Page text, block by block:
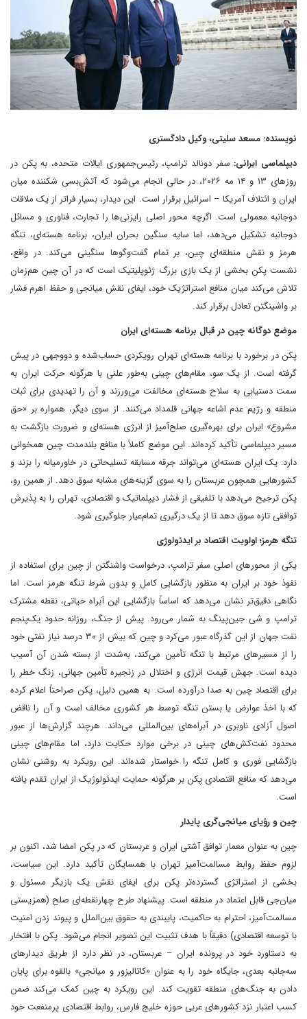
نویسنده: مسعد سلیتی، وکیل دادگستری
دیپلماسی ایرانی: سفر دونالد ترامپ، رئیس‌جمهوری ایالات متحده، به پکن در
روزهای ۱۳ و ۱۴ مه ۲۰۲۶، در حالی انجام می‌شود که آتش‌بسی شکننده میان
ایران و ائتلاف آمریکا – اسرائیل برقرار است. این دیدار، بسیار فراتر از یک ملاقات
دوجانبه معمولی است. اگرچه محور اصلی رایزنی‌ها را تجارت، فناوری و مسائل
دوجانبه تشکیل می‌دهد، اما سایه سنگین بحران ایران، برنامه هسته‌ای، تنگه
هرمز و نقش منطقه‌ای چین، بر تمام گفت‌وگوها سنگینی می‌کند. در واقع،
نشست پکن بخشی از یک بازی بزرگ ژئوپلیتیک است که در آن چین هم‌زمان
تلاش می‌کند میان منافع استراتژیک خود، ایفای نقش میانجی و حفظ اهرم فشار
بر واشینگتن تعادل برقرار کند.
موضع دوگانه چین در قبال برنامه هسته‌ای ایران
پکن در برخورد با برنامه هسته‌ای تهران رویکردی حساب‌شده و دووجهی در پیش
گرفته است. از یک سو، مقام‌های چینی به‌طور علنی با هرگونه حرکت ایران به
سمت دستیابی به سلاح هسته‌ای مخالفت می‌ورزند و آن را تهدیدی برای ثبات
منطقه و رژیم عدم اشاعه جهانی قلمداد می‌کنند. از سوی دیگر، همواره بر «حق
مشروع» ایران برای بهره‌گیری صلح‌آمیز از انرژی هسته‌ای و ضرورت بازگشت به
مسیر دیپلماسی تأکید کرده‌اند. این موضع کاملاً با منافع بلندمدت چین همخوانی
دارد: یک ایران هسته‌ای می‌تواند جرقه مسابقه تسلیحاتی در خاورمیانه را بزند و
کشورهایی همچون عربستان را به سوی گزینه‌های مشابه سوق دهد. از همین رو،
پکن ترجیح می‌دهد با تلفیقی از فشار دیپلماتیک و اقتصادی، تهران را به پذیرش
توافقی تازه سوق دهد تا از یک درگیری تمام‌عیار جلوگیری شود.
تنگه هرمز؛ اولویت اقتصاد بر ایدئولوژی
یکی از محورهای اصلی سفر ترامپ، درخواست واشنگتن از چین برای استفاده از
نفوذ خود بر ایران به منظور بازگشایی کامل و بدون شرط تنگه هرمز است. اما
نگاهی دقیق‌تر نشان می‌دهد که اساساً بازگشایی این آبراه حیاتی، نقطه مشترک
ترامپ و شی جین‌پینگ به شمار می‌رود. پیش از جنگ، روزانه حدود یک‌پنجم
نفت جهان از این گذرگاه عبور می‌کرد و چین که بیش از ۳۰ درصد نیاز نفتی خود
را از مسیرهای مرتبط با تنگه تأمین می‌کند، به‌شدت از بسته شدن آن آسیب
دیده است. جهش قیمت انرژی و اختلال در زنجیره تأمین جهانی، زنگ خطر را
برای اقتصاد چین به صدا درآورده است. به همین دلیل، پکن صراحتاً اعلام کرده
که با اخذ عوارض یا بستن تنگه توسط هر کشوری مخالف است و آن را ناقض
اصول آزادی ناوبری در آبراه‌های بین‌المللی می‌داند. هرچند گزارش‌ها از عبور
محدود نفت‌کش‌های چینی در برخی موارد حکایت دارد، اما مقام‌های چینی
بازگشایی فوری و کامل تنگه را خواستار شده‌اند. این رویکرد به روشنی نشان
می‌دهد که منافع اقتصادی پکن بر هرگونه حمایت ایدئولوژیک از ایران تقدم یافته
است.
چین و رؤیای میانجی‌گری پایدار
چین به عنوان معمار توافق آشتی ایران و عربستان که در پکن امضا شد، اکنون بر
لزوم حفظ روابط مسالمت‌آمیز تهران با همسایگان تأکید دارد. این سیاست،
بخشی از استراتژی گسترده‌تر پکن برای ایفای نقش یک بازیگر مسئول و
میان‌جی قابل اعتماد در منطقه است. پیشنهاد طرح چهارنقطه‌ای صلح (همزیستی
مسالمت‌آمیز، احترام به حاکمیت، پایبندی به حقوق بین‌الملل و پیوند زدن امنیت
با توسعه اقتصادی) دقیقاً با هدف تثبیت این تصویر انجام می‌شود. پکن با افتخار
به دستاورد خود در پرونده ایران – عربستان، در نظر دارد از طریق دیدارهای
سه‌جانبه بعدی، جایگاه خود را به عنوان «کاتالیزور و میانجی» بالقوه برای پایان
دادن به جنگ‌های منطقه تقویت کند. این رویکرد به چین کمک می‌کند ضمن
کسب اعتبار نزد کشورهای عربی حوزه خلیج فارس، روابط اقتصادی پرمنفعت خود